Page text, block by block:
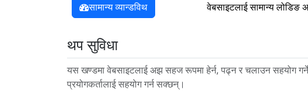
सामान्य व्यान्डविथ वेबसाइटलाई सामान्य लोडिङ
थप सुविधा
यस खण्डमा वेबसाइटलाई अझ सहज रूपमा हेर्न, पढ्न र चलाउन सहयोग
प्रयोगकर्तालाई सहयोग गर्न सक्छन्।